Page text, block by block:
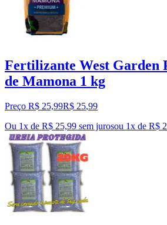
Fertilizante West Garden
de Mamona 1 kg
Preço R$ 25,99R$ 25,99
Ou 1x de R$ 25,99 sem jurosou 1x de R$